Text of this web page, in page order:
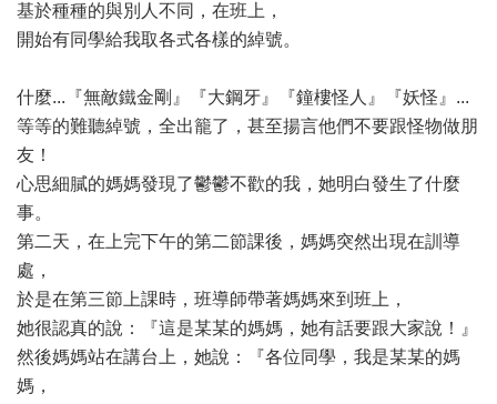
基於種種的與別人不同，在班上，
開始有同學給我取各式各樣的綽號。
什麼...『無敵鐵金剛』『大鋼牙』『鐘樓怪人』『妖怪』...
等等的難聽綽號，全出籠了，甚至揚言他們不要跟怪物做朋
友！
心思細膩的媽媽發現了鬱鬱不歡的我，她明白發生了什麼
事。
第二天，在上完下午的第二節課後，媽媽突然出現在訓導
處，
於是在第三節上課時，班導師帶著媽媽來到班上，
她很認真的說：『這是某某的媽媽，她有話要跟大家說！』
然後媽媽站在講台上，她說：『各位同學，我是某某的媽
媽，